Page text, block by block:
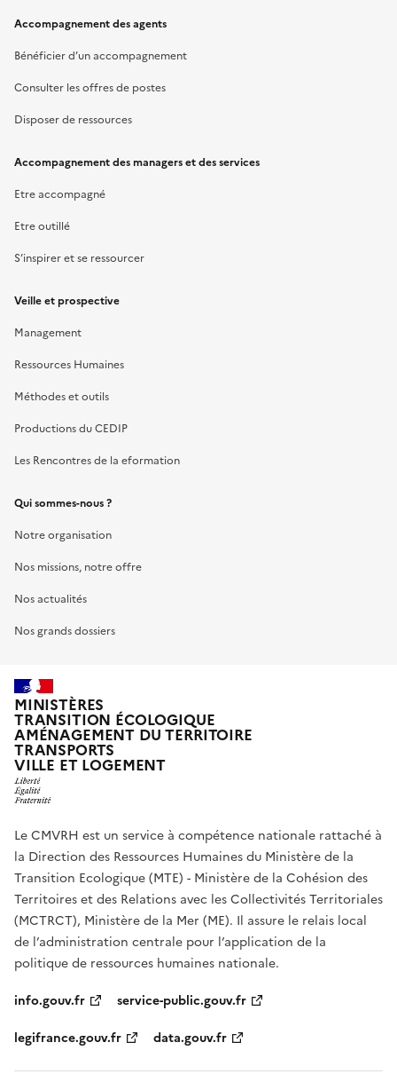
Accompagnement des agents
Bénéficier d’un accompagnement
Consulter les offres de postes
Disposer de ressources
Accompagnement des managers et des services
Etre accompagné
Etre outillé
S’inspirer et se ressourcer
Veille et prospective
Management
Ressources Humaines
Méthodes et outils
Productions du CEDIP
Les Rencontres de la eformation
Qui sommes-nous ?
Notre organisation
Nos missions, notre offre
Nos actualités
Nos grands dossiers
MINISTÈRES
TRANSITION ÉCOLOGIQUE
AMÉNAGEMENT DU TERRITOIRE
TRANSPORTS
VILLE ET LOGEMENT
Le CMVRH est un service à compétence nationale rattaché à
la Direction des Ressources Humaines du Ministère de la
Transition Ecologique (MTE) - Ministère de la Cohésion des
Territoires et des Relations avec les Collectivités Territoriales
(MCTRCT), Ministère de la Mer (ME). Il assure le relais local
de l’administration centrale pour l’application de la
politique de ressources humaines nationale.
info.gouv.fr
service-public.gouv.fr
legifrance.gouv.fr
data.gouv.fr